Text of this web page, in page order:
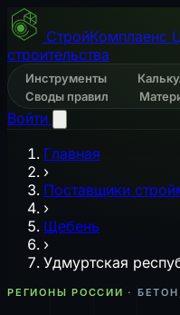
СтройКомплаенс
строительства
Инструменты
Своды правил
Войти
Главная
›
Поставщики
›
Щебень
›
Удмуртская
РЕГИОНЫ РОССИИ ·